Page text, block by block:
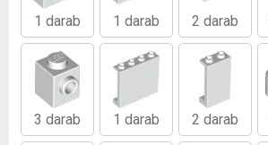
1 darab 1 darab 2 darab
3 darab 1 darab 2 darab